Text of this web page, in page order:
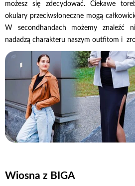
możesz się zdecydować. Ciekawe
okulary przeciwsłoneczne mogą
W secondhandach możemy znaleźć
nadadzą charakteru naszym outfitom i
Wiosna z BIGA